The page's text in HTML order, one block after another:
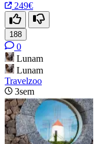
249€
188
0
Lunam
Lunam
Travelzoo
3sem